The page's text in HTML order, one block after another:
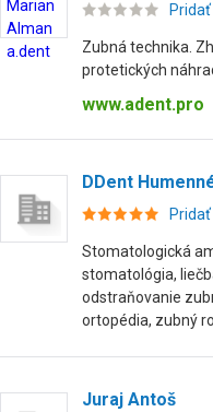
Zubná technika.
protetických
www.adent.pro
DDent
Stomatologická
stomatológia,
odstraňovanie
ortopédia, zubný
Juraj Antoš